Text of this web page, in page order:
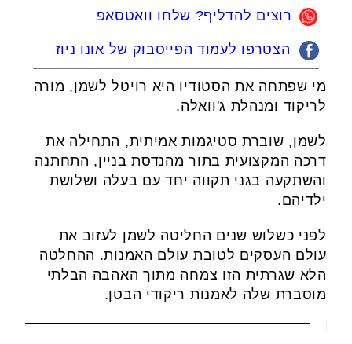
רוצים להדליף? שלחו וואטסאפ
הצטרפו לעמוד הפייסבוק של אונו ניוז
מי שפתחה את הסטודיו היא רויטל לשמן, מורה
לריקוד ומנהלת ג'וואלה.
לשמן, שוברת סטיגמות אמיתית, התחילה את
דרכה המקצועית בתור מהנדסת בניין, התחתנה
והשתקעה בגני תקווה יחד עם בעלה ושלושת
ילדיהם.
לפני כשלוש שנים החליטה לשמן לעזוב את
עולם העסקים לטובת עולם האמנות. ההחלטה
הלא שגרתית הזו צמחה מתוך האהבה הבלתי
מוסברת שלה לאמנות ריקודי הבטן.